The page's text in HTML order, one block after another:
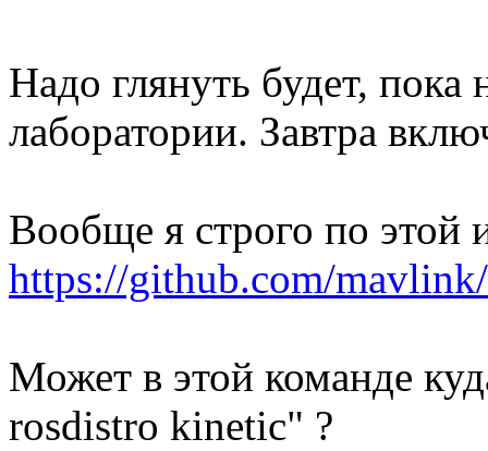
Надо глянуть будет, пока
лаборатории. Завтра
Вообще я строго по этой
https://github.com/
Может в этой команде
rosdistro kinetic" ?